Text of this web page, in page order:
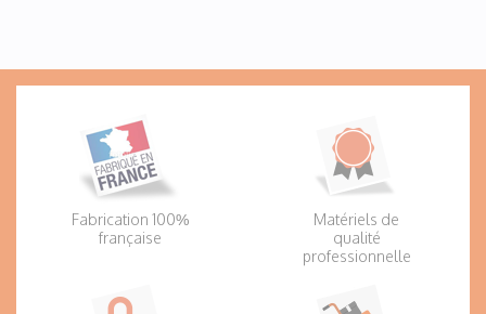
Fabrication 100%
française
Matériels de
qualité
professionnelle